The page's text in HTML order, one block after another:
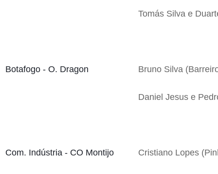
Tomás Silva e
Botafogo - O. Dragon Bruno Silva
Daniel Jesus e
Com. Indústria - CO Montijo Cristiano Lopes